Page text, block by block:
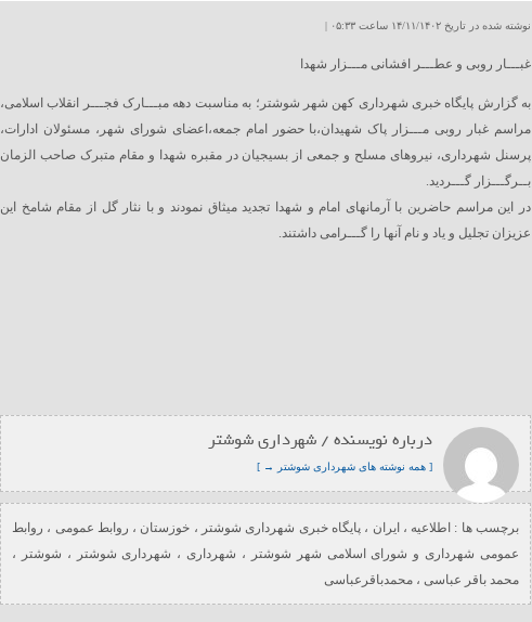
نوشته شده در تاریخ ۱۴/۱۱/۱۴۰۲ ساعت ۰۵:۳۳ |
غبـــار روبی و عطـــر افشانی مـــزار شهدا
به گزارش پایگاه خبری شهرداری کهن شهر شوشتر؛ به مناسبت دهه مبـــارک فجـــر انقلاب اسلامی،
مراسم غبار روبی مـــزار پاک شهیدان،با حضور امام جمعه،اعضای شورای شهر، مسئولان ادارات،
پرسنل شهرداری، نیروهای مسلح و جمعی از بسیجیان در مقبره شهدا و مقام متبرک صاحب الزمان
بــرگـــزار گـــردید.
در این مراسم حاضرین با آرمانهای امام و شهدا تجدید میثاق نمودند و با نثار گل از مقام شامخ این
عزیزان تجلیل و یاد و نام آنها را گـــرامی داشتند.
درباره نویسنده / شهرداری شوشتر
[ همه نوشته های شهرداری شوشتر → ]
برچسب ها : اطلاعیه ، ایران ،پایگاه خبری شهرداری شوشتر ، خوزستان ، روابط عمومی ، روابط
عمومی شهرداری و شورای اسلامی شهر شوشتر
، شهرداری، شهرداری شوشتر ، شوشتر
،
محمد باقر عباسی ، محمدباقرعباسی